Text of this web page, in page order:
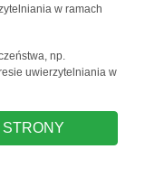
w ramach
np.
uwierzytelniania w